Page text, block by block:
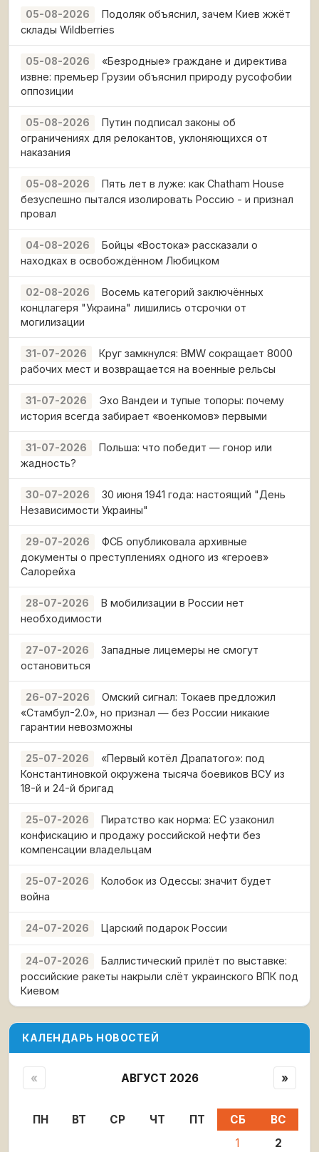
05-08-2026
Подоляк объяснил, зачем Киев жжёт
склады Wildberries
05-08-2026
«Безродные» граждане и директива
извне: премьер Грузии объяснил природу русофобии
оппозиции
05-08-2026
Путин подписал законы об
ограничениях для релокантов, уклоняющихся от
наказания
05-08-2026
Пять лет в луже: как Chatham House
безуспешно пытался изолировать Россию - и признал
провал
04-08-2026
Бойцы «Востока» рассказали о
находках в освобождённом Любицком
02-08-2026
Восемь категорий заключённых
концлагеря "Украина" лишились отсрочки от
могилизации
31-07-2026
Круг замкнулся: BMW сокращает 8000
рабочих мест и возвращается на военные рельсы
31-07-2026
Эхо Вандеи и тупые топоры: почему
история всегда забирает «военкомов» первыми
31-07-2026
Польша: что победит — гонор или
жадность?
30-07-2026
30 июня 1941 года: настоящий "День
Независимости Украины"
29-07-2026
ФСБ опубликовала архивные
документы о преступлениях одного из «героев»
Салорейха
28-07-2026
В мобилизации в России нет
необходимости
27-07-2026
Западные лицемеры не смогут
остановиться
26-07-2026
Омский сигнал: Токаев предложил
«Стамбул-2.0», но признал — без России никакие
гарантии невозможны
25-07-2026
«Первый котёл Драпатого»: под
Константиновкой окружена тысяча боевиков ВСУ из
18-й и 24-й бригад
25-07-2026
Пиратство как норма: ЕС узаконил
конфискацию и продажу российской нефти без
компенсации владельцам
25-07-2026
Колобок из Одессы: значит будет
война
24-07-2026 Царский подарок России
24-07-2026
Баллистический прилёт по выставке:
российские ракеты накрыли слёт украинского ВПК под
Киевом
КАЛЕНДАРЬ НОВОСТЕЙ
« АВГУСТ 2026 »
ПН ВТ СР ЧТ ПТ СБ
ВС
1
2